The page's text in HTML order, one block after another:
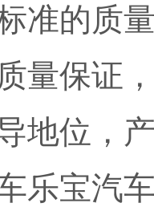
准的质
量保证
地位，
乐宝汽